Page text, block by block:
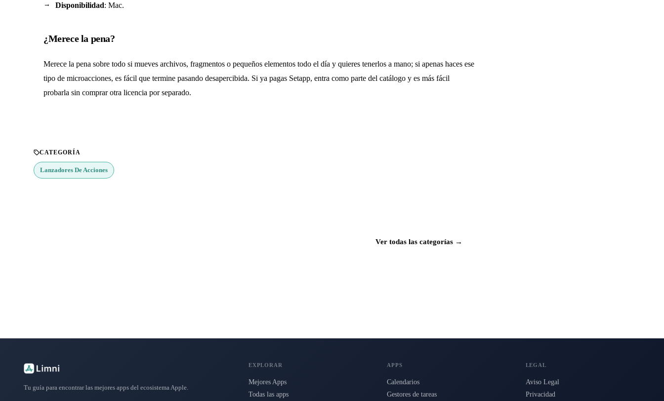
Disponibilidad: Mac.
¿Merece la pena?
Merece la pena sobre todo si mueves archivos, fragmentos o pequeños elementos todo el día y quieres tenerlos a mano; si apenas haces ese
tipo de microacciones, es fácil que termine pasando desapercibida. Si ya pagas Setapp, entra como parte del catálogo y es más fácil
probarla sin comprar otra licencia por separado.
CATEGORÍA
Lanzadores De Acciones
Ver todas las categorías →
Tu guía para encontrar las mejores apps del ecosistema Apple.
EXPLORAR
Mejores Apps
Todas las apps
APPS
Calendarios
Gestores de tareas
LEGAL
Aviso Legal
Privacidad